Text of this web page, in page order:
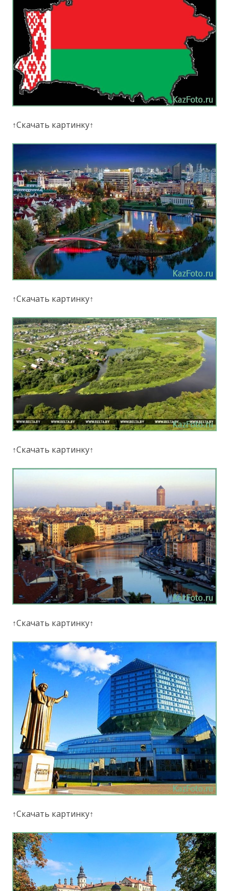
↑Скачать картинку↑
↑Скачать картинку↑
↑Скачать картинку↑
↑Скачать картинку↑
↑Скачать картинку↑